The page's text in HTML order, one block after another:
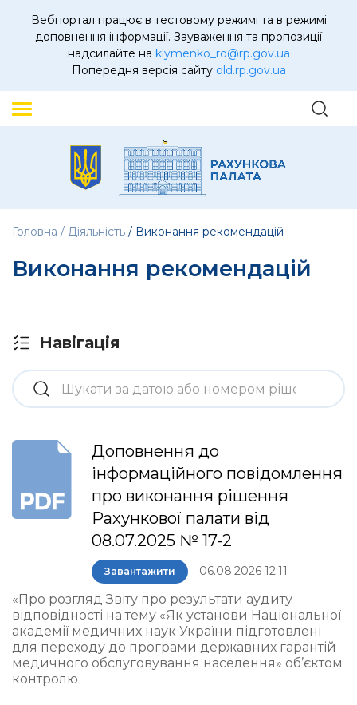
Вебпортал працює в тестовому режимі та в режимі
доповнення інформації. Зауваження та пропозиції
надсилайте на klymenko_ro@rp.gov.ua
Попередня версія сайту old.rp.gov.ua
Головна Діяльність Виконання рекомендацій
Виконання рекомендацій
Навігація
Доповнення до
інформаційного повідомлення
про виконання рішення
Рахункової палати від
08.07.2025 № 17-2
Завантажити 06.08.2026 12:11
«Про розгляд Звіту про результати аудиту
відповідності на тему «Як установи Національної
академії медичних наук України підготовлені
для переходу до програми державних гарантій
медичного обслуговування населення» об’єктом
контролю